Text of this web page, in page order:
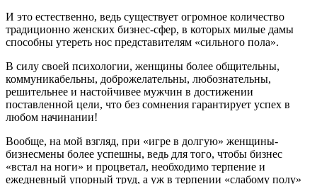
И это естественно, ведь существует огромное количество
традиционно женских бизнес-сфер, в которых милые дамы
способны утереть нос представителям «сильного пола».
В силу своей психологии, женщины более общительны,
коммуникабельны, доброжелательны, любознательны,
решительнее и настойчивее мужчин в достижении
поставленной цели, что без сомнения гарантирует успех в
любом начинании!
Вообще, на мой взгляд, при «игре в долгую» женщины-
бизнесмены более успешны, ведь для того, чтобы бизнес
«встал на ноги» и процветал, необходимо терпение и
ежедневный упорный труд, а уж в терпении «слабому полу»